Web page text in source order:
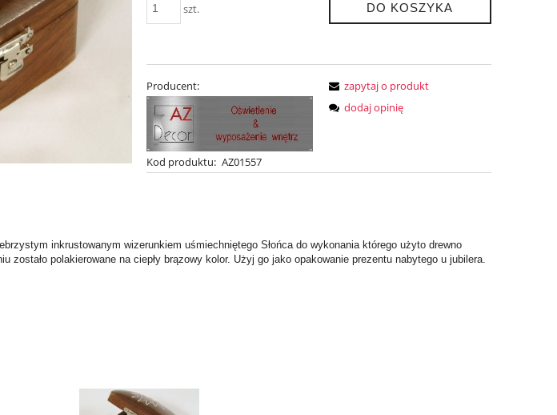
szt. DO KOSZYKA
Producent:
Kod produktu: AZ01557
zapytaj o produkt
dodaj opinię
inkrustowanym wizerunkiem uśmiechniętego Słońca do wykonania którego użyto drewno
zostało polakierowane na ciepły brązowy kolor. Użyj go jako opakowanie prezentu nabytego u jubilera.